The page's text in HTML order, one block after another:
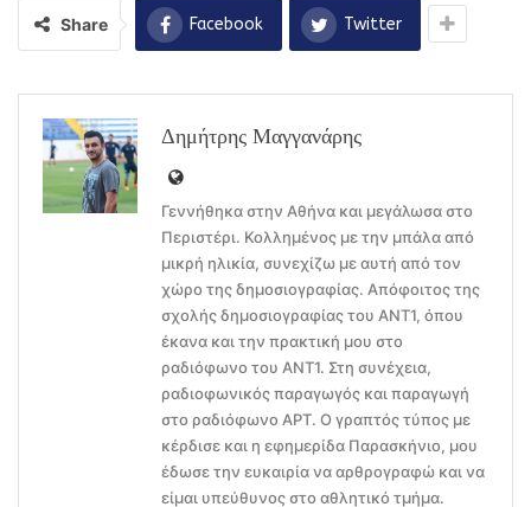
Share Facebook Twitter
Δημήτρης Μαγγανάρης
Γεννήθηκα στην Αθήνα και μεγάλωσα στο
Περιστέρι. Κολλημένος με την μπάλα από
μικρή ηλικία, συνεχίζω με αυτή από τον
χώρο της δημοσιογραφίας. Απόφοιτος της
σχολής δημοσιογραφίας του ΑΝΤ1, όπου
έκανα και την πρακτική μου στο
ραδιόφωνο του ΑΝΤ1. Στη συνέχεια,
ραδιοφωνικός παραγωγός και παραγωγή
στο ραδιόφωνο ΑΡΤ. Ο γραπτός τύπος με
κέρδισε και η εφημερίδα Παρασκήνιο, μου
έδωσε την ευκαιρία να αρθρογραφώ και να
είμαι υπεύθυνος στο αθλητικό τμήμα.